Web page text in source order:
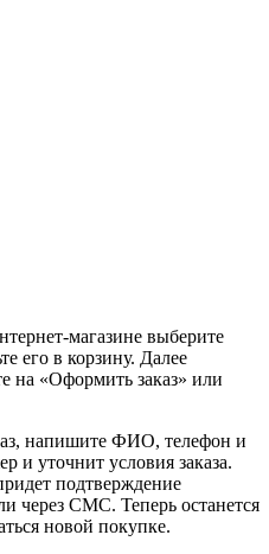
магазине выберите
его в корзину. Далее
на «Оформить заказ» или
напишите ФИО, телефон и
и уточнит условия заказа.
подтверждение
через СМС. Теперь останется
новой покупке.